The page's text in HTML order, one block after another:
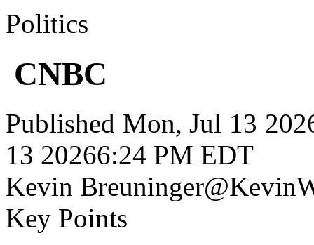
Politics
CNBC
Published Mon, Jul 13
13 20266:24 PM EDT
Kevin
Key Points